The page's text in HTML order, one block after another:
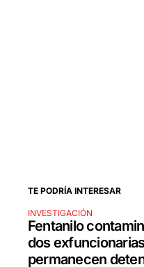
TE PODRÍA INTERESAR
INVESTIGACIÓN
Fentanilo
dos
permanecen